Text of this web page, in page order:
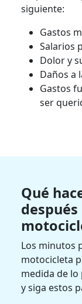
siguiente:
Gastos
Salarios
Dolor y
Daños a
Gastos
ser
Qué
Los minutos
motocicleta
medida de
y siga estos